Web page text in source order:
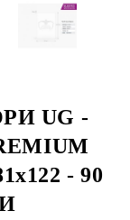
UG -
- 90